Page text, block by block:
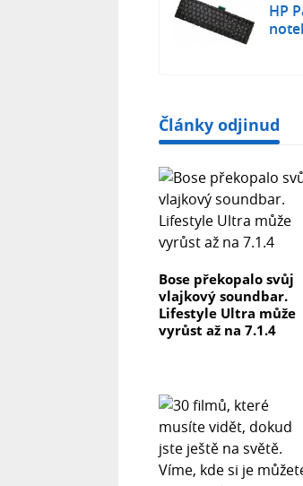
HP
Články odjinud
Bose překopalo svůj
vlajkový soundbar.
Lifestyle Ultra může
vyrůst až na 7.1.4